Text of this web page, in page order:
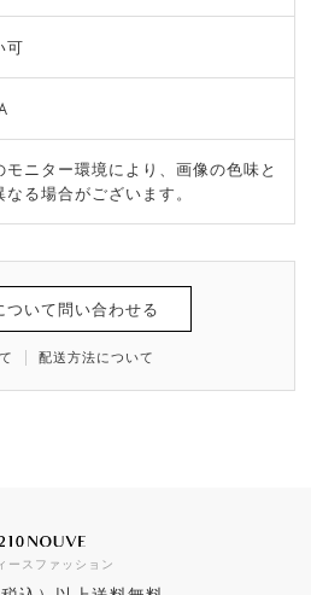
モニター環境により、画像の色味と
なる場合がございます。
ついて問い合わせる
配送方法について
ースファッション